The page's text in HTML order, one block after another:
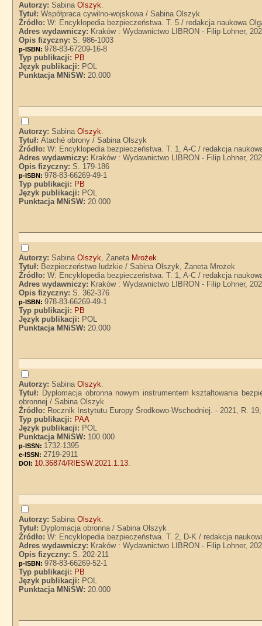
Autorzy:SabinaOlszyk.
Tytuł:Współpraca cywilno-wojskowa / Sabina Olszyk
Źródło:W: Encyklopedia bezpieczeństwa. T. 5 / redakcja naukowa
Adres wydawniczy: Kraków : Wydawnictwo LIBRON - Filip Lohner,
Opis fizyczny:S. 986-1003
p-ISBN:978-83-67209-16-8
Typ publikacji: PB
Język publikacji: POL
Punktacja MNiSW:20.000
Autorzy:SabinaOlszyk.
Tytuł:Ataché obrony / Sabina Olszyk
Źródło:W: Encyklopedia bezpieczeństwa. T. 1, A-C / redakcja
Adres wydawniczy: Kraków : Wydawnictwo LIBRON - Filip Lohner,
Opis fizyczny:S. 179-186
p-ISBN:978-83-66269-49-1
Typ publikacji: PB
Język publikacji: POL
Punktacja MNiSW:20.000
Autorzy:SabinaOlszyk, Żaneta Mrożek.
Tytuł: Bezpieczeństwo ludzkie / Sabina Olszyk, Żaneta Mrożek
Źródło:W: Encyklopedia bezpieczeństwa. T. 1, A-C / redakcja
Adres wydawniczy: Kraków : Wydawnictwo LIBRON - Filip Lohner,
Opis fizyczny:S. 362-376
p-ISBN:978-83-66269-49-1
Typ publikacji: PB
Język publikacji: POL
Punktacja MNiSW:20.000
Autorzy:SabinaOlszyk.
Tytuł: Dyplomacja obronna nowym instrumentem kształtowania
obronnej / Sabina Olszyk
Źródło: Rocznik Instytutu Europy Środkowo-Wschodniej. - 2021, R.
Typ publikacji: PAA
Język publikacji: POL
Punktacja MNiSW: 100.000
p-ISSN: 1732-1395
e-ISSN: 2719-2911
DOI: 10.36874/RIESW.2021.1.13.
Autorzy:SabinaOlszyk.
Tytuł: Dyplomacja obronna / Sabina Olszyk
Źródło:W: Encyklopedia bezpieczeństwa. T. 2, D-K / redakcja
Adres wydawniczy: Kraków : Wydawnictwo LIBRON - Filip Lohner,
Opis fizyczny:S. 202-211
p-ISBN:978-83-66269-52-1
Typ publikacji: PB
Język publikacji: POL
Punktacja MNiSW:20.000